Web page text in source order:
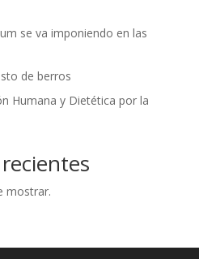
se va imponiendo en las
de berros
Humana y Dietética por la
mostrar.